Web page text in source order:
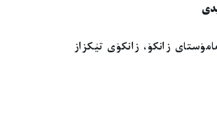
زانکۆ، زانکۆی تێکزاز